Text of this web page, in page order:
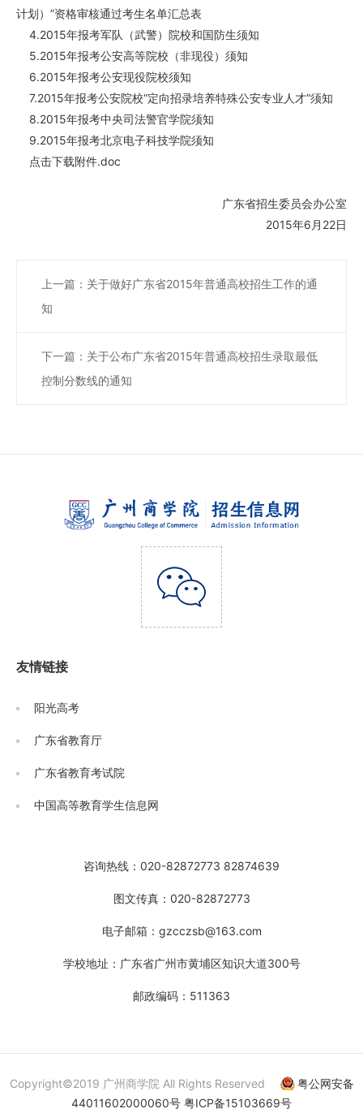
计划）”资格审核通过考生名单汇总表
4.2015年报考军队（武警）院校和国防生须知
5.2015年报考公安高等院校（非现役）须知
6.2015年报考公安现役院校须知
7.2015年报考公安院校“定向招录培养特殊公安专业人才”须知
8.2015年报考中央司法警官学院须知
9.2015年报考北京电子科技学院须知
点击下载附件.doc
广东省招生委员会办公室
2015年6月22日
上一篇：关于做好广东省2015年普通高校招生工作的通
知
下一篇：关于公布广东省2015年普通高校招生录取最低
控制分数线的通知
友情链接
阳光高考
广东省教育厅
广东省教育考试院
中国高等教育学生信息网
咨询热线：020-82872773 82874639
图文传真：020-82872773
电子邮箱：gzcczsb@163.com
学校地址：广东省广州市黄埔区知识大道300号
邮政编码：511363
Copyright©2019 广州商学院 All Rights Reserved
粤公网安备
44011602000060号 粤ICP备15103669号